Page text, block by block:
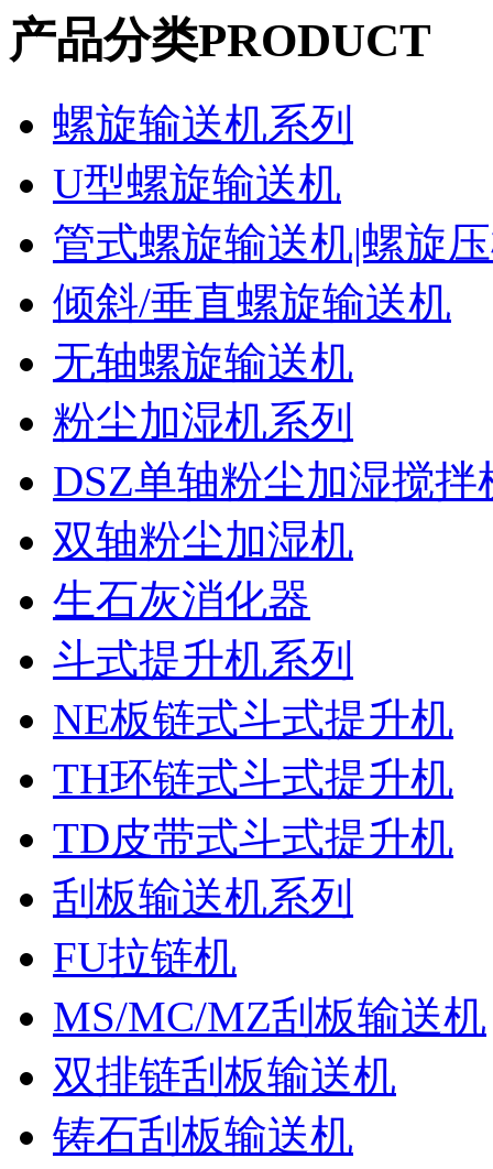
产品分类PRODUCT
螺旋输送机系列
U型螺旋输送机
管式螺旋输送机|螺旋
倾斜/垂直螺旋输送机
无轴螺旋输送机
粉尘加湿机系列
DSZ单轴粉尘加湿搅拌
双轴粉尘加湿机
生石灰消化器
斗式提升机系列
NE板链式斗式提升机
TH环链式斗式提升机
TD皮带式斗式提升机
刮板输送机系列
FU拉链机
MS/MC/MZ刮板输送机
双排链刮板输送机
铸石刮板输送机